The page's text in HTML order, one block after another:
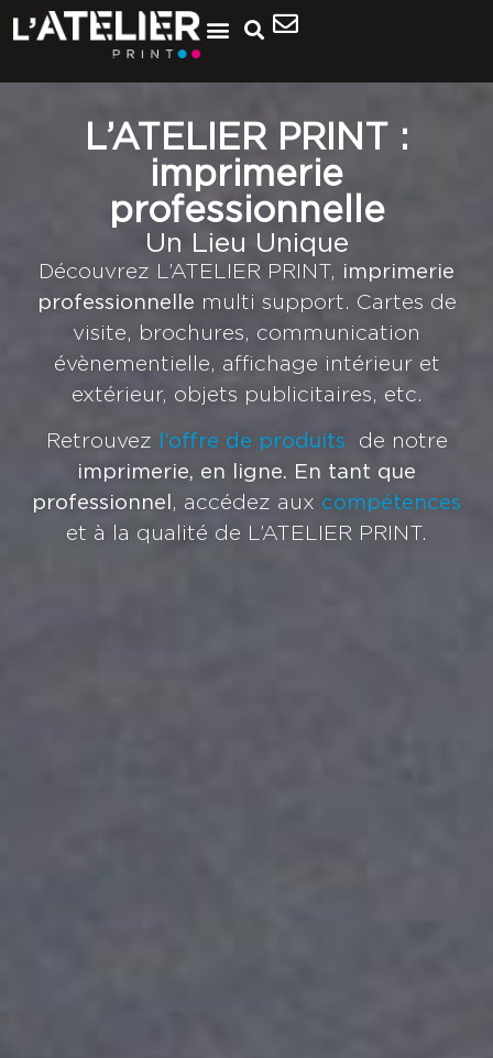
L’ATELIER PRINT :
imprimerie
professionnelle
Un Lieu Unique
Découvrez L’ATELIER PRINT, imprimerie
professionnelle multi support. Cartes de
visite, brochures, communication
évènementielle, affichage intérieur et
extérieur, objets publicitaires, etc.
Retrouvez l’offre de produits de notre
imprimerie, en ligne. En tant que
professionnel , accédez aux compétences
et à la qualité de L’ATELIER PRINT.